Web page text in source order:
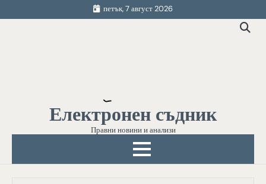
to
петък, 7 август 2026
Електронен съдник
Правни новини и анализи